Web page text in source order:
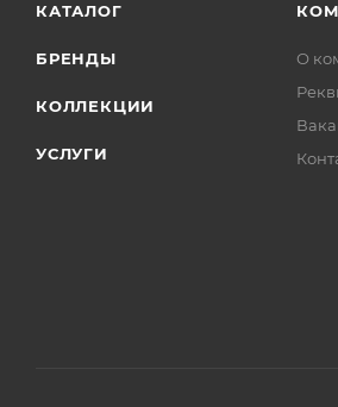
КАТАЛОГ
БРЕНДЫ
КОЛЛЕКЦИИ
УСЛУГИ
О